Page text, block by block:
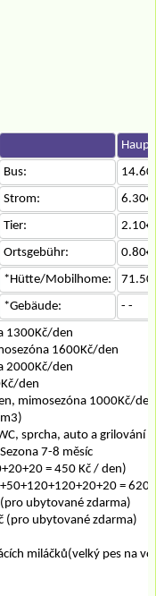
Bus:
Strom:
Tier:
Ortsgebühr:
*Hütte/Mobilhome:
*Gebäude:
- -
1300Kč/den
1600Kč/den
2000Kč/den
den
mimosezóna 1000Kč/den
sprcha, auto a grilování
7-8 měsíc
= 450 Kč / den)
= 620
ubytované zdarma)
(pro ubytované zdarma)
miláčků(velký pes na